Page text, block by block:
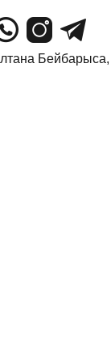
Бейбарыса,